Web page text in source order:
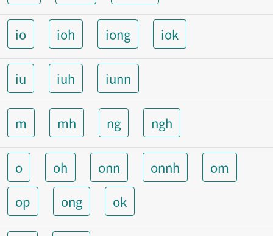
io ioh iong iok
iu iuh iunn
m mh ng ngh
o oh onn onnh
om
op
ong ok